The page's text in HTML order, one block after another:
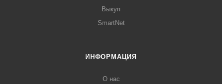
Выкуп
SmartNet
ИНФОРМАЦИЯ
О нас